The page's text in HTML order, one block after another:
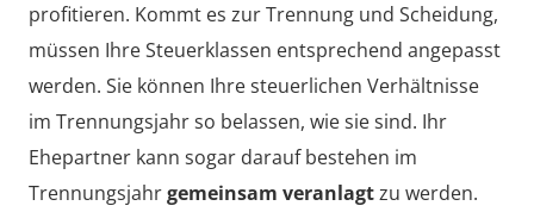
profitieren. Kommt es zur Trennung und Scheidung,
müssen Ihre Steuerklassen entsprechend angepasst
werden. Sie können Ihre steuerlichen Verhältnisse
im Trennungsjahr so belassen, wie sie sind. Ihr
Ehepartner kann sogar darauf bestehen im
Trennungsjahrgemeinsam veranlagtzu werden.